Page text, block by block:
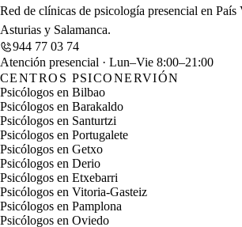
Red de clínicas de psicología presencial en País
Asturias y Salamanca.
944 77 03 74
Atención presencial · Lun–Vie 8:00–21:00
CENTROS PSICONERVIÓN
Psicólogos en Bilbao
Psicólogos en Barakaldo
Psicólogos en Santurtzi
Psicólogos en Portugalete
Psicólogos en Getxo
Psicólogos en Derio
Psicólogos en Etxebarri
Psicólogos en Vitoria-Gasteiz
Psicólogos en Pamplona
Psicólogos en Oviedo